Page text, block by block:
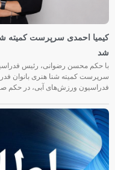
کیمیا احمدی سرپرست کمیته
شد
با حکم محسن رضوانی، رئیس
سرپرست کمیته شنا هنری بانوان
فدراسیون ورزش‌های آبی، در حکم